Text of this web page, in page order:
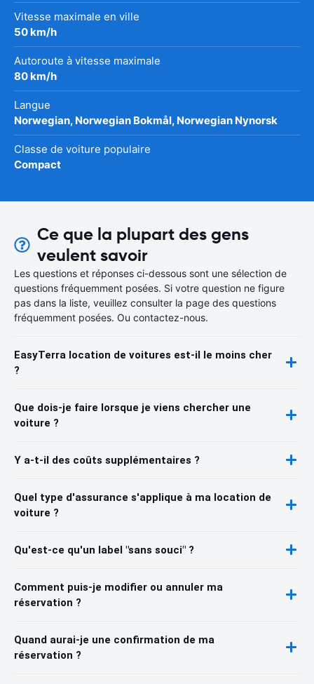
Vitesse maximale en ville
50 km/h
Autoroute à vitesse maximale
80 km/h
Langue
Norwegian, Norwegian Bokmål, Norwegian Nynorsk
Classe de voiture populaire
Compact
Ce que la plupart des gens
veulent savoir
Les questions et réponses ci-dessous sont une sélection de
questions fréquemment posées. Si votre question ne figure
pas dans la liste, veuillez consulter la page des questions
fréquemment posées. Ou contactez-nous.
EasyTerra location de voitures est-il le moins cher
?
Que dois-je faire lorsque je viens chercher une
voiture ?
Y a-t-il des coûts supplémentaires ?
Quel type d'assurance s'applique à ma location de
voiture ?
Qu'est-ce qu'un label "sans souci" ?
Comment puis-je modifier ou annuler ma
réservation ?
Quand aurai-je une confirmation de ma
réservation ?